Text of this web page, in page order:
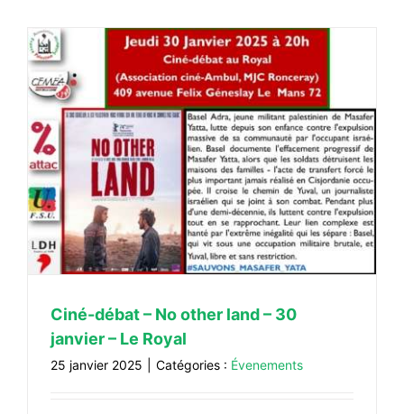
Ciné-débat – No other land – 30
janvier – Le Royal
25 janvier 2025 Catégories : Évenements